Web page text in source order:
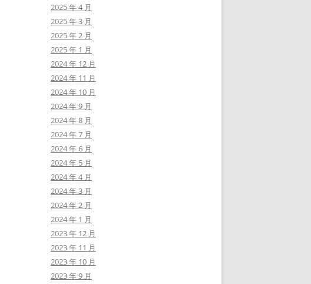
2025 年 4 月
2025 年 3 月
2025 年 2 月
2025 年 1 月
2024 年 12 月
2024 年 11 月
2024 年 10 月
2024 年 9 月
2024 年 8 月
2024 年 7 月
2024 年 6 月
2024 年 5 月
2024 年 4 月
2024 年 3 月
2024 年 2 月
2024 年 1 月
2023 年 12 月
2023 年 11 月
2023 年 10 月
2023 年 9 月